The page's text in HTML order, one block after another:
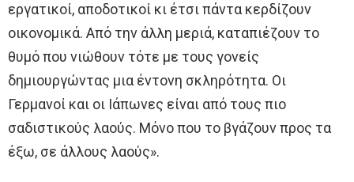
εργατικοί, αποδοτικοί κι έτσι πάντα κερδίζουν
οικονομικά. Από την άλλη μεριά, καταπιέζουν το
θυμό που νιώθουν τότε με τους γονείς
δημιουργώντας μια έντονη σκληρότητα. Οι
Γερμανοί και οι Ιάπωνες είναι από τους πιο
σαδιστικούς λαούς. Μόνο που το βγάζουν προς τα
έξω, σε άλλους λαούς».